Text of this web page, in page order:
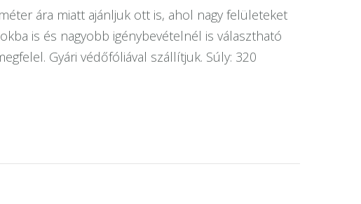
ára miatt ajánljuk ott is, ahol nagy felületeket
is és nagyobb igénybevételnél is választható
Gyári védőfóliával szállítjuk. Súly: 320